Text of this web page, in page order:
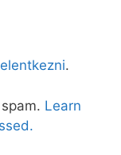
.
Learn